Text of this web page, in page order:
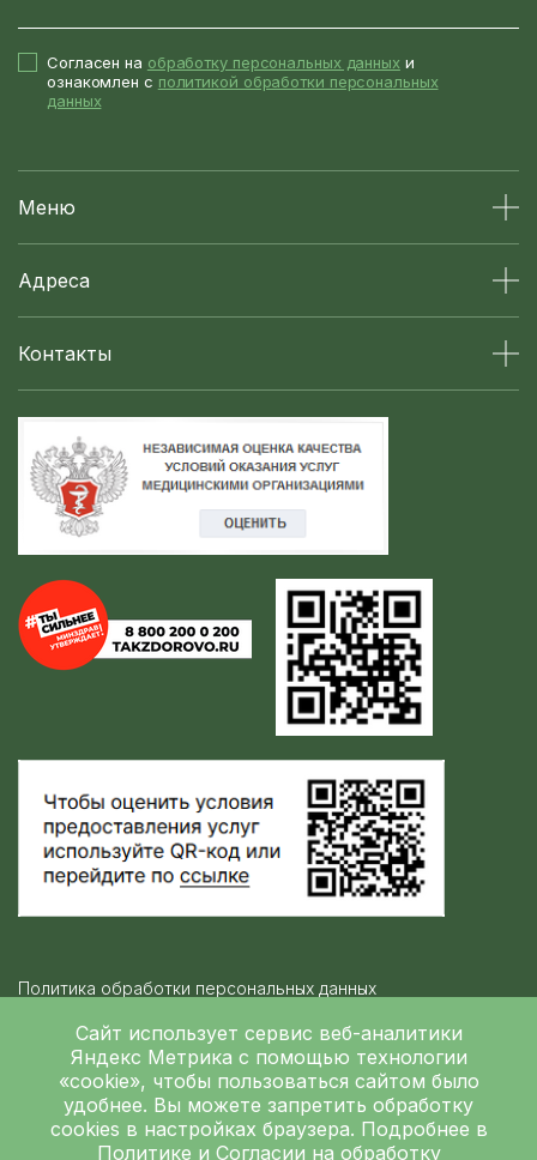
Сайт использует сервис веб-аналитики
Яндекс Метрика с помощью технологии
«cookie», чтобы пользоваться сайтом было
удобнее. Вы можете запретить обработку
cookies в настройках браузера. Подробнее в
Политике и Согласии на обработку
Согласен на обработку персональных данных и
ознакомлен с политикой обработки персональных
данных
Меню
Адреса
Контакты
Политика обработки персональных данных
Независимая оценка качества
ГБУЗ ЛОКБ © 2026